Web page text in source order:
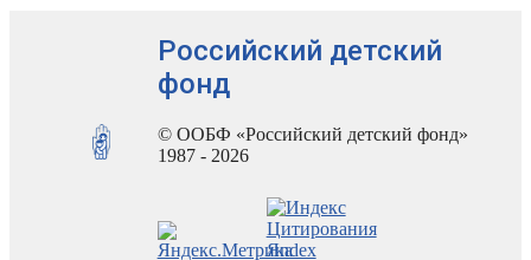
Российский детский
фонд
© ООБФ «Российский детский фонд»
1987 - 2026